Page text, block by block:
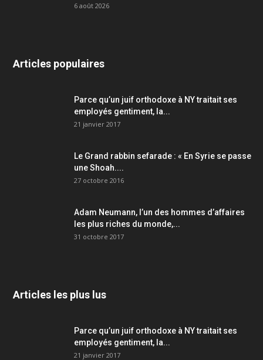
6 août 2026
Articles populaires
Parce qu’un juif orthodoxe à NY traitait ses
employés gentiment, la...
21 janvier 2017
Le Grand rabbin sefarade : « En Syrie se passe
une Shoah....
27 octobre 2016
Adam Neumann, l’un des hommes d’affaires
les plus riches du monde,...
31 octobre 2017
Articles les plus lus
Parce qu’un juif orthodoxe à NY traitait ses
employés gentiment, la...
21 janvier 2017